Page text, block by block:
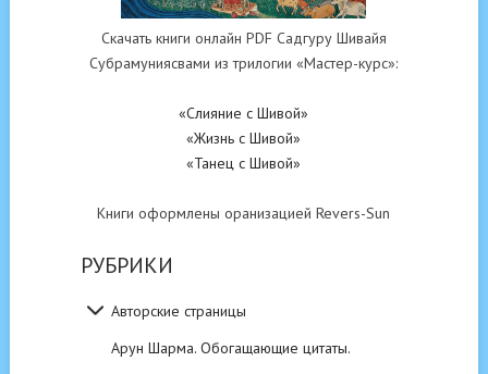
Скачать книги онлайн PDF Садгуру Шивайя
Субрамуниясвами из трилогии «Мастер-курс»:
«Слияние с Шивой»
«Жизнь с Шивой»
«Танец с Шивой»
Книги оформлены оранизацией Revers-Sun
РУБРИКИ
Авторские страницы
Арун Шарма. Обогащающие цитаты.